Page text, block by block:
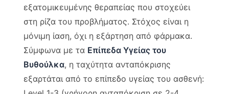
εξατομικευμένης θεραπείας που στοχεύει
στη ρίζα του προβλήματος. Στόχος είναι η
μόνιμη ίαση, όχι η εξάρτηση από φάρμακα.
Σύμφωνα με τα Επίπεδα Υγείας του
Βυθούλκα, η ταχύτητα ανταπόκρισης
εξαρτάται από το επίπεδο υγείας του ασθενή: